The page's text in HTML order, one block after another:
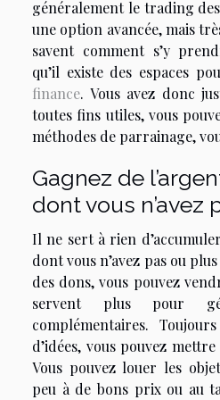
généralement le trading
une option avancée, mais
savent comment s’y
qu’il existe des espaces
finance. Vous avez donc
toutes fins utiles, vous
méthodes de parrainage,
Gagnez de
dont vous n’avez
Il ne sert à rien
dont vous n’avez pas ou
des dons, vous pouvez
servent plus pour
complémentaires.
d’idées, vous pouvez
Vous pouvez louer les
peu à de bons prix ou au